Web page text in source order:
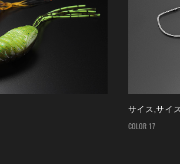
サイス,サイ
COLOR 17